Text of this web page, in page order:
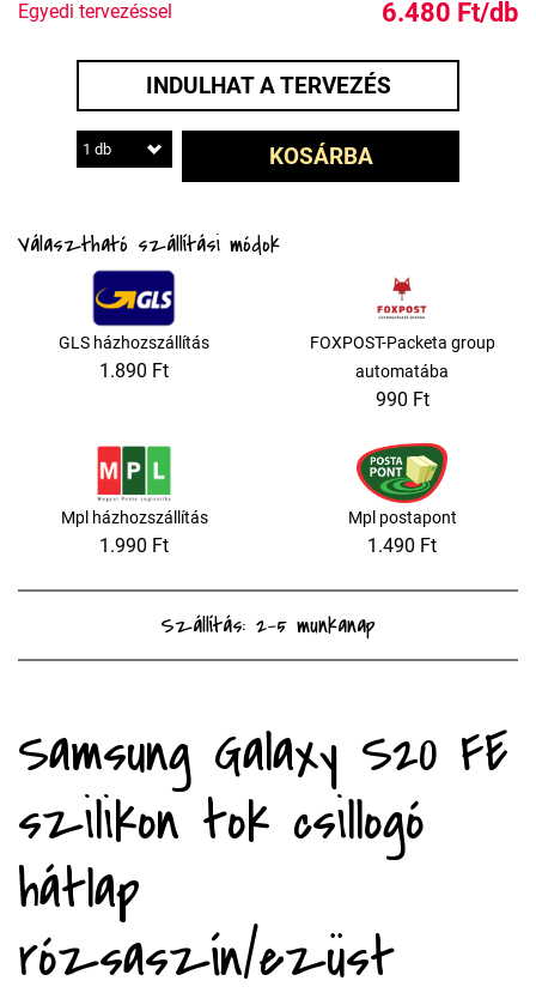
Egyedi tervezéssel 6.480 Ft/db
INDULHAT A TERVEZÉS
1 db KOSÁRBA
Választható szállítási módok
GLS házhozszállítás
1.890 Ft
FOXPOST-Packeta group
automatába
990 Ft
Mpl házhozszállítás
1.990 Ft
Mpl postapont
1.490 Ft
Szállítás: 2-5 munkanap
Samsung Galaxy S20 FE
szilikon tok csillogó
hátlap
rózsaszín/ezüst